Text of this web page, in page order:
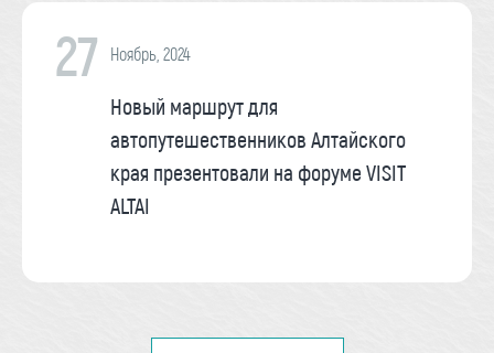
27 Ноябрь, 2024
Новый маршрут для
автопутешественников Алтайского
края презентовали на форуме VISIT
ALTAI